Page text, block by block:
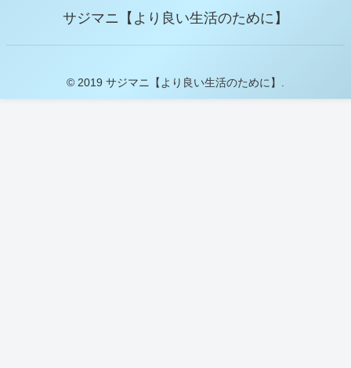
サジマニ【より良い生活のために】
© 2019 サジマニ【より良い生活のために】.